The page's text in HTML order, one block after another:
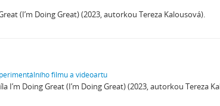
(I’m Doing Great) (2023, autorkou Tereza Kalousová).
filmu a videoartu
I’m Doing Great (I’m Doing Great) (2023, autorkou Tereza